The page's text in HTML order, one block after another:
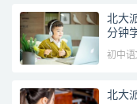
北大
分钟
初中语
北大